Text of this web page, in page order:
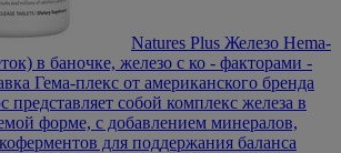
Natures Plus Железо Hema-
в баночке, железо с ко - факторами -
Гема-плекс от американского бренда
собой комплекс железа в
форме, с добавлением минералов,
для поддержания баланса